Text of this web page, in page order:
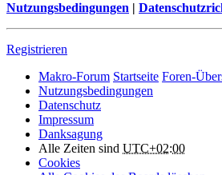
Nutzungsbedingungen |
Registrieren
Makro-Forum Startseite Foren-
Nutzungsbedingungen
Datenschutz
Impressum
Danksagung
Alle Zeiten sind UTC+02:00
Cookies